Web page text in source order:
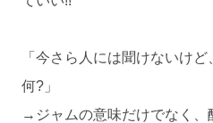
「今さら人には聞けないけど
何?」
→ジャムの意味だけでなく、